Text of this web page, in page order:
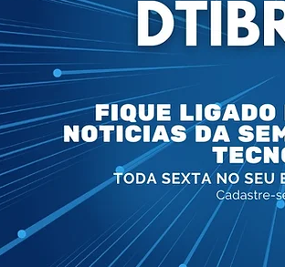
Civil Direito ao Esquecimento